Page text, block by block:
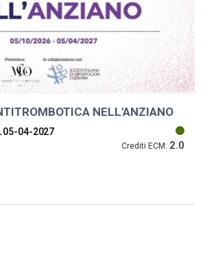
NELL'ANZIANO
05-04-2027
Crediti ECM: 2.0